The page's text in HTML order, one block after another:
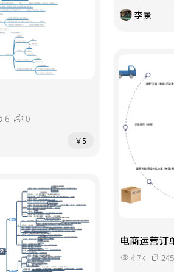
李景
6
0
￥5
电商运营订
4.7k 245